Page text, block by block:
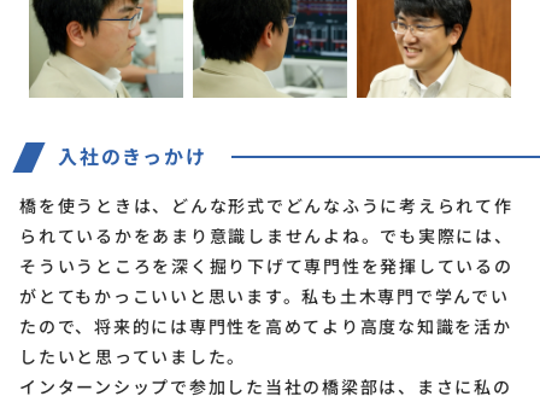
入社のきっかけ
橋を使うときは、どんな形式でどんなふうに考えられて作
られているかをあまり意識しませんよね。でも実際には、
そういうところを深く掘り下げて専門性を発揮しているの
がとてもかっこいいと思います。私も土木専門で学んでい
たので、将来的には専門性を高めてより高度な知識を活か
したいと思っていました。
インターンシップで参加した当社の橋梁部は、まさに私の